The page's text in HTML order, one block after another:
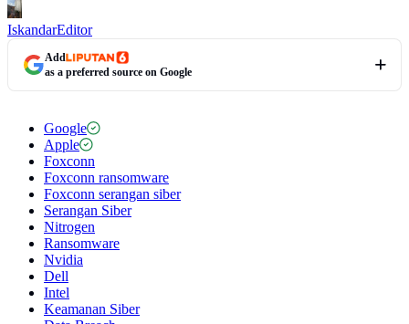
IskandarEditor
Add
as a preferred source on Google
Google
Apple
Foxconn
Foxconn ransomware
Foxconn serangan siber
Serangan Siber
Nitrogen
Ransomware
Nvidia
Dell
Intel
Keamanan Siber